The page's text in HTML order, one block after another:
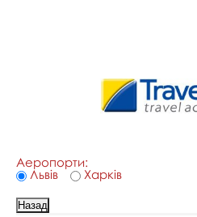
Аеропорти:
Львів
Харків